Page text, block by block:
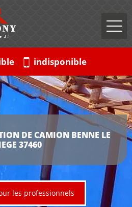
indisponible
DE CAMION BENNE LE
37460
les professionnels